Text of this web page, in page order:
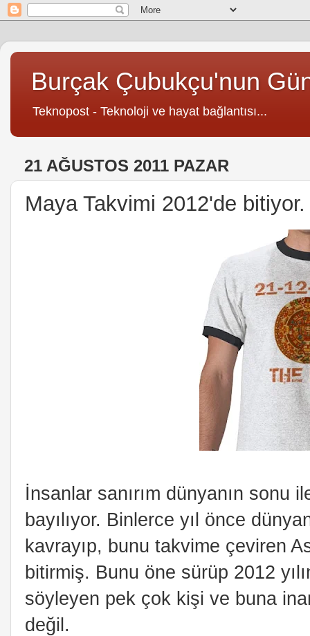
Burçak Çubukçu'nun
Teknopost - Teknoloji ve hayat bağlantısı...
21 AĞUSTOS 2011 PAZAR
Maya Takvimi 2012'de
İnsanlar sanırım dünyanın sonu
bayılıyor. Binlerce yıl önce
kavrayıp, bunu takvime çeviren
bitirmiş. Bunu öne sürüp 2012
söyleyen pek çok kişi ve buna
değil.